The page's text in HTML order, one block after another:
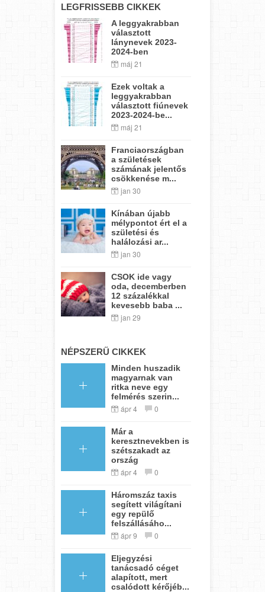
LEGFRISSEBB CIKKEK
A leggyakrabban
választott
lánynevek 2023-
2024-ben
máj 21
Ezek voltak a
leggyakrabban
választott fiúnevek
2023-2024-be...
máj 21
Franciaországban
a születések
számának jelentős
csökkenése m...
jan 30
Kínában újabb
mélypontot ért el a
születési és
halálozási ar...
jan 30
CSOK ide vagy
oda, decemberben
12 százalékkal
kevesebb baba ...
jan 29
NÉPSZERŰ CIKKEK
Minden huszadik
magyarnak van
ritka neve egy
felmérés szerin...
ápr 4 0
Már a
keresztnevekben is
szétszakadt az
ország
ápr 4 0
Háromszáz taxis
segített világítani
egy repülő
felszállásáho...
ápr 9 0
Eljegyzési
tanácsadó céget
alapított, mert
csalódott kérőjéb...